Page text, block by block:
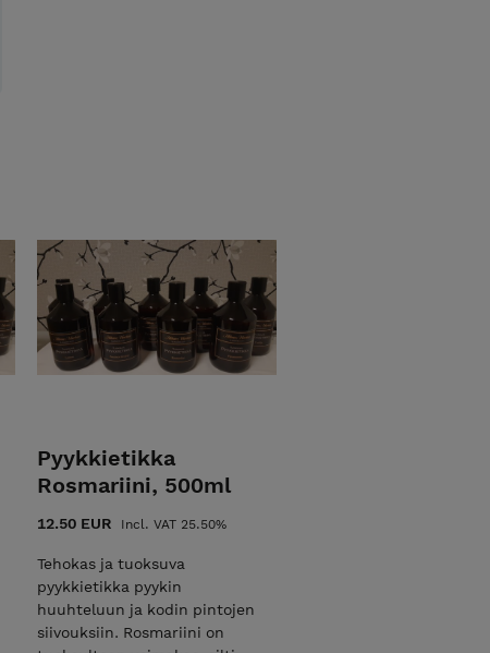
Pyykkietikka
Rosmariini, 500ml
12.50 EUR Incl. VAT 25.50%
Tehokas ja tuoksuva
pyykkietikka pyykin
huuhteluun ja kodin pintojen
siivouksiin. Rosmariini on